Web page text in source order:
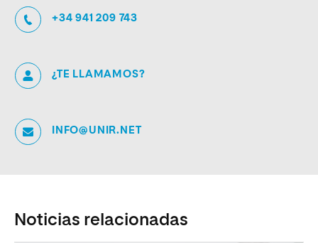
+34 941 209 743
¿TE LLAMAMOS?
INFO@UNIR.NET
Noticias relacionadas